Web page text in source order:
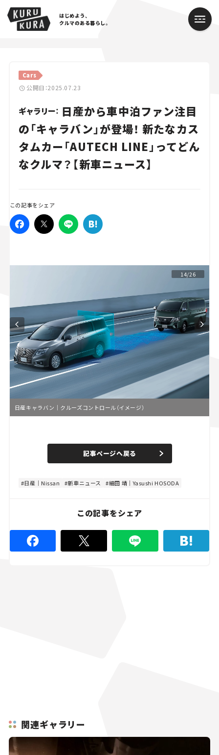
はじめよう、
クルマのある暮らし。
Cars
公開日：2025.07.23
ギャラリー： 日産から車中泊ファン注目
の「キャラバン」が登場！ 新たなカス
タムカー「AUTECH LINE」ってどん
なクルマ？【新車ニュース】
この記事をシェア
14/26
日産キャラバン｜クルーズコントロール（イメージ）
n
e
d
8
%
記事ページへ戻る
日産｜Nissan 新車ニュース 細田 靖｜Yasushi HOSODA
この記事をシェア
関連ギャラリー
Cars
Lifestyle
Traffic
Special
Campaign
人気のハッシュタグ
スズキ ジムニー｜Suzuki Jimny